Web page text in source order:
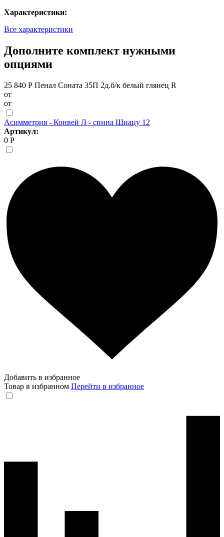
Характеристики:
Все характеристики
Дополните комплект нужными
опциями
25 840 Р Пенал Соната 35П 2д.б/к белый глянец R
от
от
Асимметрия - Конвей Л - спина Шиацу 12
Артикул:
0 Р
Добавить в избранное
Товар в избранном Перейти в избранное